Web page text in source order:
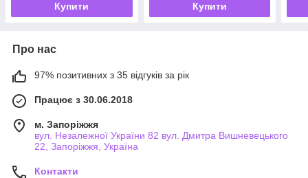
Купити Купити
Про нас
97% позитивних з 35 відгуків за рік
Працює з 30.06.2018
м. Запоріжжя
вул. Незалежної України 82 вул. Дмитра Вишневецького
22, Запоріжжя, Україна
Контакти